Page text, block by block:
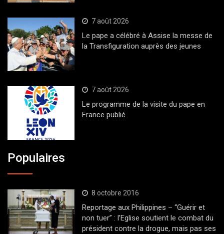
7 août 2026
Le pape a célébré à Assise la messe de
la Transfiguration auprès des jeunes
7 août 2026
Le programme de la visite du pape en
France publié
Populaires
8 octobre 2016
Reportage aux Philippines – “Guérir et
non tuer” : l’Eglise soutient le combat du
président contre la drogue, mais pas ses